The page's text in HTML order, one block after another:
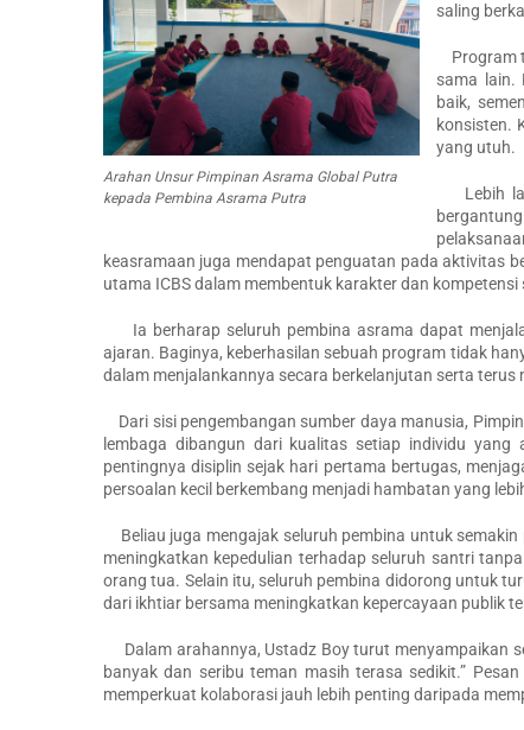
Arahan Unsur Pimpinan Asrama Global Putra
kepada Pembina Asrama Putra
saling
Program
sama lain.
baik,
konsisten.
yang utuh.
Lebih
keasramaan juga mendapat penguatan pada aktivitas
utama ICBS dalam membentuk karakter dan
Ia berharap seluruh pembina asrama dapat
ajaran. Baginya, keberhasilan sebuah program tidak
dalam menjalankannya secara berkelanjutan serta
Dari sisi pengembangan sumber daya manusia,
lembaga dibangun dari kualitas setiap individu yang
pentingnya disiplin sejak hari pertama bertugas,
persoalan kecil berkembang menjadi hambatan yang
Beliau juga mengajak seluruh pembina untuk
meningkatkan kepedulian terhadap seluruh santri
orang tua. Selain itu, seluruh pembina didorong untuk
dari ikhtiar bersama meningkatkan kepercayaan publik
Dalam arahannya, Ustadz Boy turut menyampaikan
banyak dan seribu teman masih terasa sedikit.”
memperkuat kolaborasi jauh lebih penting daripada